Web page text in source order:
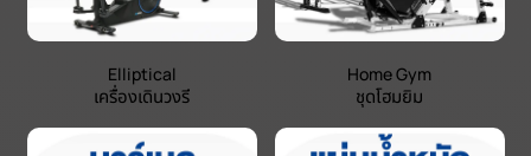
Elliptical
เครื่องเดินวงรี
Home Gym
ชุดโฮมยิม